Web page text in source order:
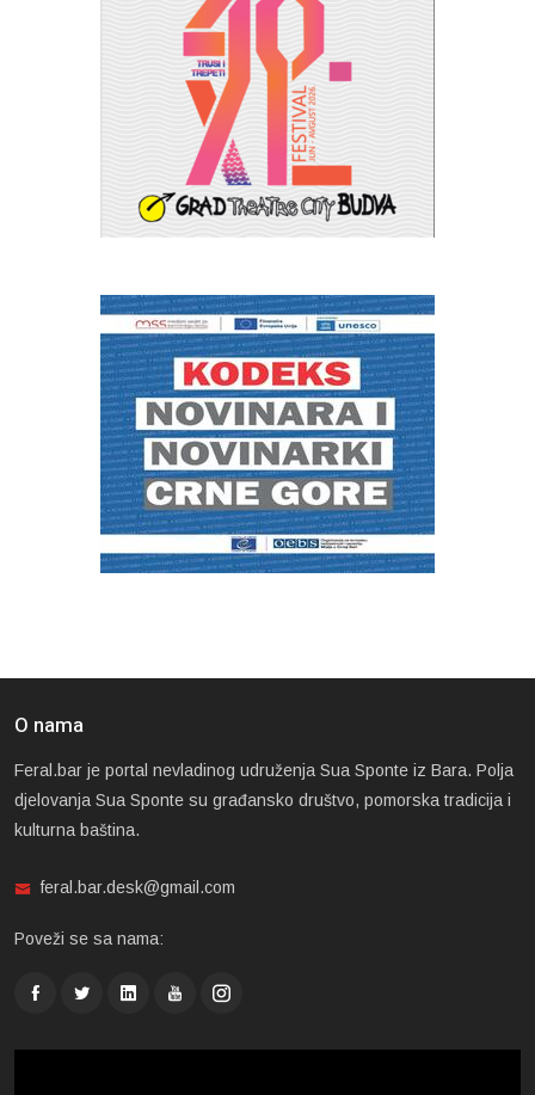
O nama
Feral.bar je portal nevladinog udruženja Sua Sponte iz Bara. Polja
djelovanja Sua Sponte su građansko društvo, pomorska tradicija i
kulturna baština.
feral.bar.desk@gmail.com
Poveži se sa nama: